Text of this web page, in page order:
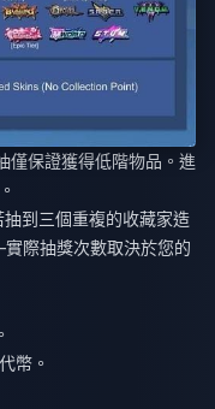
僅保證獲得低階物品。進
到三個重複的收藏家造
際抽獎次數取決於您的
幣。